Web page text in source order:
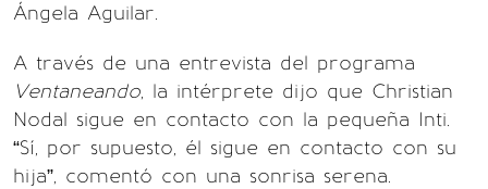
Ángela Aguilar.
A través de una entrevista del programa
Ventaneando, la intérprete dijo que Christian
Nodal sigue en contacto con la pequeña Inti.
“Sí, por supuesto, él sigue en contacto con su
hija”, comentó con una sonrisa serena.